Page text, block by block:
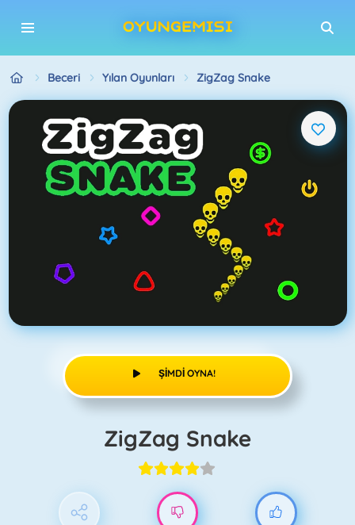
Beceri Yılan Oyunları ZigZag Snake
ŞIMDI OYNA!
ZigZag Snake